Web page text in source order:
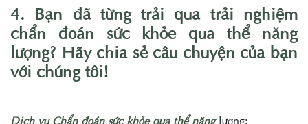
4. Bạn đã từng trải qua trải nghiệm
chẩn đoán sức khỏe qua thể năng
lượng? Hãy chia sẻ câu chuyện của bạn
với chúng tôi!
Dịch vụ Chẩn đoán sức khỏe qua thể nănglượng: